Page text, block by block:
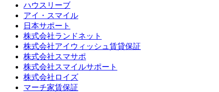
ハウスリーブ
アイ・スマイル
日本サポート
株式会社ランドネット
株式会社アイウィッシュ賃貸保証
株式会社スマサポ
株式会社スマイルサポート
株式会社ロイズ
マーチ家賃保証